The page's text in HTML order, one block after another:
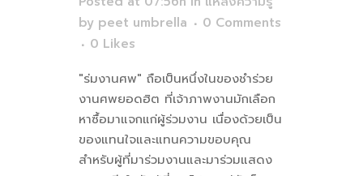
by peet umbrella
0 Comments
0 Likes
"ร่มงานศพ" ถือเป็นหนึ่งในของชำร่วย
งานศพยอดฮิต ที่เจ้าภาพงานมักเลือก
หาซื้อมาแจกแก่ผู้ร่วมงาน เนื่องด้วยเป็น
ของแทนใจและแทนความขอบคุณ
สำหรับผู้ที่มาร่วมงานและมาร่วมแสดง